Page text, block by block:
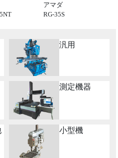
アマダ
RG-35S
汎用
測定機器
小型機